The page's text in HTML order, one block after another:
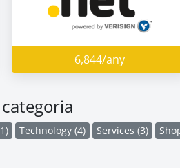
6,844/any
Technology (4) Services (3)